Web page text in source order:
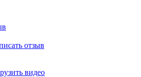
отзыв
видео